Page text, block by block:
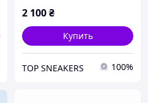
2 100₴
Купить
TOP SNEAKERS 100%